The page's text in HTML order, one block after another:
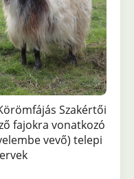
Szakértői
fajokra vonatkozó
vevő) telepi